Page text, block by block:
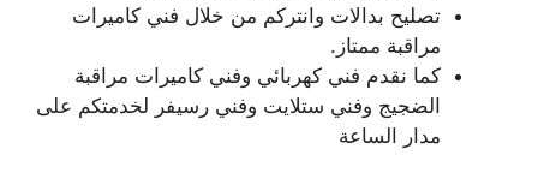
تصليح بدالات وانتركم من خلال فني كاميرات
مراقبة ممتاز.
كما نقدم فني كهربائي وفني كاميرات مراقبة
الضجيج وفني ستلايت وفني رسيفر لخدمتكم على
مدار الساعة